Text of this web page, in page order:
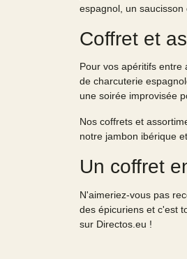
espagnol, un saucisson
Coffret et
Pour vos apéritifs entre
de charcuterie
une soirée improvisée
Nos coffrets et
notre jambon ibérique
Un coffret
N'aimeriez-vous pas
des épicuriens et c'est
sur Directos.eu !